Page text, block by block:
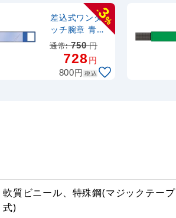
-
3
%
差込式ワンタ
ッチ腕章 青
(848-65)
通常:750円
728円
800円 税込
軟質ビニール、特殊鋼(マジックテープ
式)